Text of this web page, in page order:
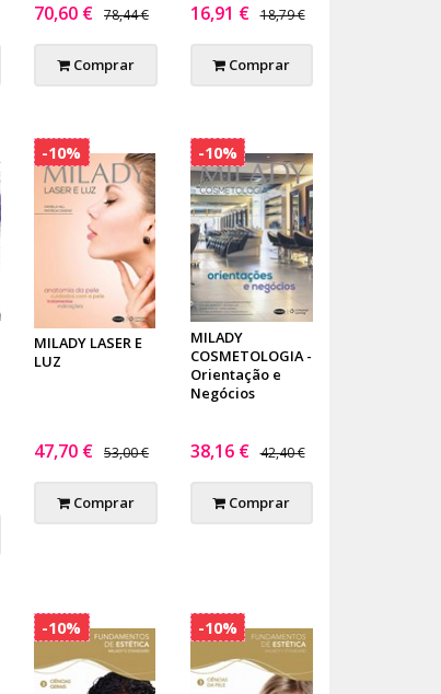
70,60 € 78,44 €
Comprar
16,91 € 18,79 €
Comprar
MILADY LASER E
LUZ
47,70 € 53,00 €
Comprar
-10%
MILADY
COSMETOLOGIA -
Orientação e
Negócios
38,16 € 42,40 €
Comprar
-10%
-10% -10%